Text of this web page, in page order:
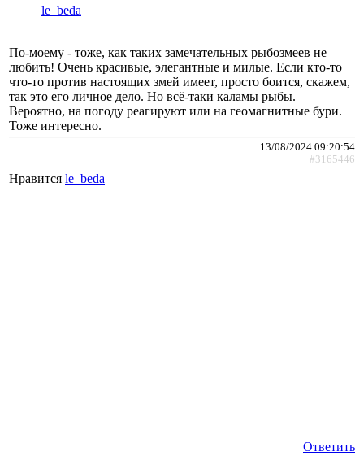
le_beda
По-моему - тоже, как таких замечательных рыбозмеев не
любить! Очень красивые, элегантные и милые. Если кто-то
что-то против настоящих змей имеет, просто боится, скажем,
так это его личное дело. Но всё-таки каламы рыбы.
Вероятно, на погоду реагируют или на геомагнитные бури.
Тоже интересно.
13/08/2024 09:20:54
#3165446
Нравится le_beda
Ответить